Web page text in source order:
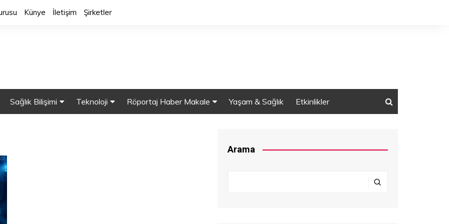
Künye İletişim Şirketler
Öğrenme
Sağlık Bilişimi Teknoloji Röportaj Haber Makale Yaşam & Sağlık Etkinlikler
Arama